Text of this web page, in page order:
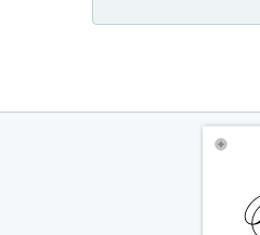
Das Gesuchte nicht gefunden?